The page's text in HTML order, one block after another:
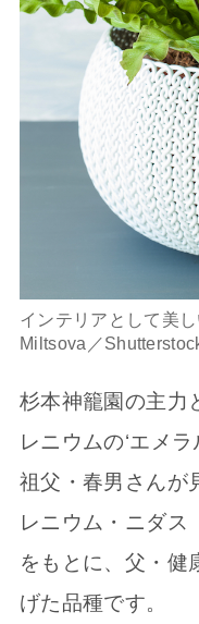
インテリアとして美
Miltsova／
杉本神籠園の主力
レニウムの‘エメ
祖父・春男さんが
レニウム・ニダ
をもとに、父・健
げた品種です。